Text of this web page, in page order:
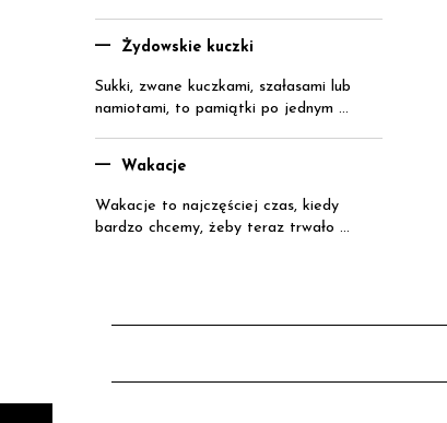
Żydowskie kuczki
Sukki, zwane kuczkami, szałasami lub
namiotami, to pamiątki po jednym ...
Wakacje
Wakacje to najczęściej czas, kiedy
bardzo chcemy, żeby teraz trwało ...